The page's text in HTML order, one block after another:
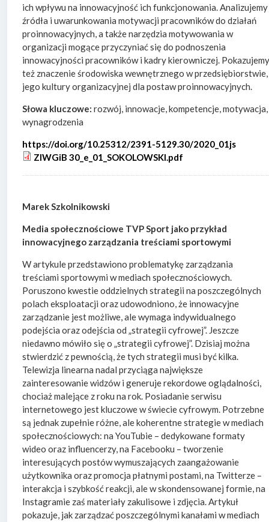
ich wpływu na innowacyjność ich funkcjonowania. Analizujemy
źródła i uwarunkowania motywacji pracowników do działań
proinnowacyjnych, a także narzędzia motywowania w
organizacji mogące przyczyniać się do podnoszenia
innowacyjności pracowników i kadry kierowniczej.
też znaczenie środowiska wewnętrznego w przedsiębiorstwie,
jego kultury organizacyjnej dla postaw proinnowacyjnych.
Słowa kluczowe:rozwój, innowacje, kompetencje, motywacja,
wynagrodzenia
https://doi.org/10.25312/2391-5129.30/2020_01js
ZIWGiB 30_e_01_SOKOLOWSKI.pdf
Marek Szkolnikowski
Media społecznościowe TVP Sport jako przykład
innowacyjnego zarządzania treściami sportowymi
W artykule przedstawiono problematykę zarządzania
treściami sportowymi w mediach społecznościowych.
Poruszono kwestie oddzielnych strategii na poszczególnych
polach eksploatacji oraz udowodniono, że innowacyjne
zarządzanie jest możliwe, ale wymaga indywidualnego
podejścia oraz odejścia od „strategii cyfrowej”. Jeszcze
niedawno mówiło się o „strategii cyfrowej”. Dzisiaj można
stwierdzić z pewnością, że tych strategii musi być kilka.
Telewizja linearna nadal przyciąga największe
zainteresowanie widzów i generuje rekordowe oglądalności,
chociaż malejące z roku na rok. Posiadanie serwisu
internetowego jest kluczowe w świecie cyfrowym. Potrzebne
są jednak zupełnie różne, ale koherentne strategie w mediach
społecznościowych: na YouTubie – dedykowane formaty
wideo oraz influencerzy, na Facebooku – tworzenie
interesujących postów wymuszających zaangażowanie
użytkownika oraz promocja płatnymi postami, na Twitterze –
interakcja i szybkość reakcji, ale w skondensowanej formie, na
Instagramie zaś materiały zakulisowe i zdjęcia. Artykuł
pokazuje, jak zarządzać poszczególnymi kanałami w mediach